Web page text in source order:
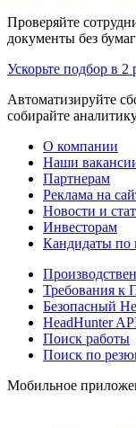
Проверяйте
документы без
Ускорьте подбор в 2
Автоматизируйте
собирайте
О компании
Наши
Партнерам
Реклама на
Новости и
Инвесторам
Кандидаты по
Требования к
Безопасный
HeadHunter
Поиск работы
Поиск по
Мобильное